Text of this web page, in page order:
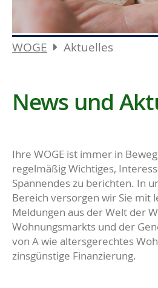
WOGE Aktuelles
News und
Ihre WOGE ist immer in
regelmäßig Wichtiges,
Spannendes zu berichten. In
Bereich versorgen wir Sie mit
Meldungen aus der Welt der
Wohnungsmarkts und der
von A wie altersgerechtes
zinsgünstige Finanzierung.